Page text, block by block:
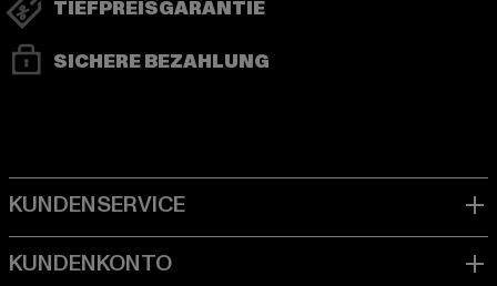
TIEFPREISGARANTIE
SICHERE BEZAHLUNG